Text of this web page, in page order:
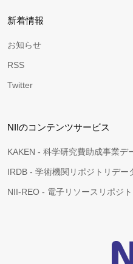
新着情報
お知らせ
RSS
Twitter
NIIのコンテンツサービス
KAKEN - 科学研究費助成事業デ
IRDB - 学術機関リポジトリデー
NII-REO - 電子リソースリポジト